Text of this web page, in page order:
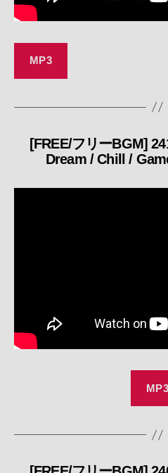
MP3
[FREE/フリーBGM]
Dream / Chill /
MP3